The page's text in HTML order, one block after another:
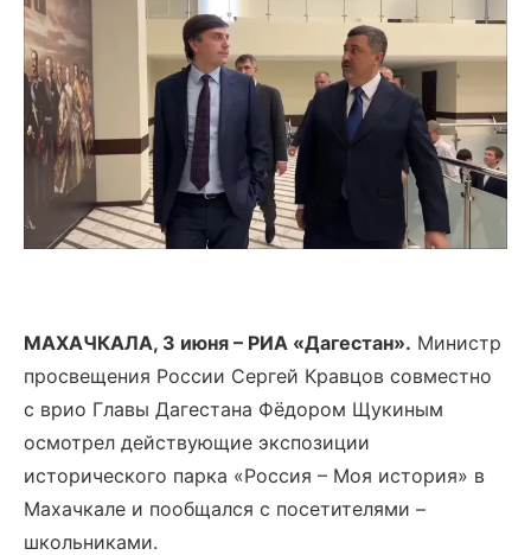
МАХАЧКАЛА, 3 июня – РИА «Дагестан». Министр
просвещения России Сергей Кравцов совместно
с врио Главы Дагестана Фёдором Щукиным
осмотрел действующие экспозиции
исторического парка «Россия – Моя история» в
Махачкале и пообщался с посетителями –
школьниками.